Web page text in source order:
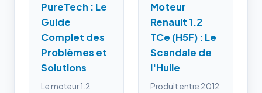
PureTech : Le
Guide
Complet des
Problèmes et
Solutions
Le moteur 1.2
Moteur
Renault 1.2
TCe (H5F) : Le
Scandale de
l'Huile
Produit entre 2012